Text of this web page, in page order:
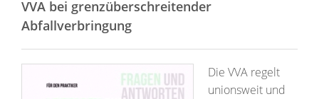
VVA bei grenzüberschreitender
Abfallverbringung
Die VVA regelt
unionsweit und